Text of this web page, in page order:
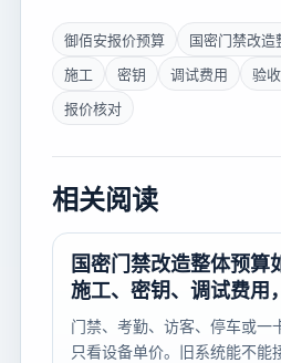
御佰安报价预算
国密门禁改造
施工
密钥 调试费用 验
报价核对
相关阅读
国密门禁改造整体预算
施工、密钥、调试费用
门禁、考勤、访客、停车或一
只看设备单价。旧系统能不能